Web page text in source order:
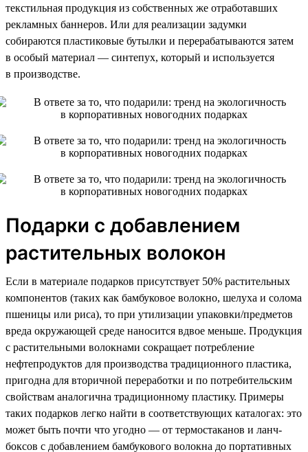
текстильная продукция из собственных же отработавших
рекламных баннеров. Или для реализации задумки
собираются пластиковые бутылки и перерабатываются затем
в особый материал — синтепух, который и используется
в производстве.
Подарки с добавлением
растительных волокон
Если в материале подарков присутствует 50% растительных
компонентов (таких как бамбуковое волокно, шелуха и солома
пшеницы или риса), то при утилизации упаковки/предметов
вреда окружающей среде наносится вдвое меньше. Продукция
с растительными волокнами сокращает потребление
нефтепродуктов для производства традиционного пластика,
пригодна для вторичной переработки и по потребительским
свойствам аналогична традиционному пластику. Примеры
таких подарков легко найти в соответствующих каталогах: это
может быть почти что угодно — от термостаканов и ланч-
боксов с добавлением бамбукового волокна до портативных